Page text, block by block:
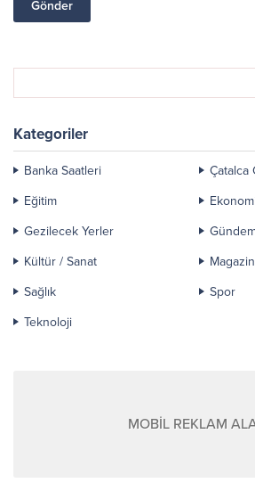
Kategoriler
Banka Saatleri
Çatalca
Eğitim
Gezilecek Yerler
Kültür / Sanat
Magazin
Sağlık
Spor
Teknoloji
MOBİL REKLAM